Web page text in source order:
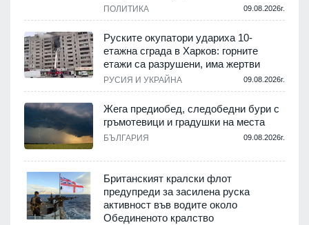
ПОЛИТИКА 09.08.2026г.
Руските окупатори удариха 10-
етажна сграда в Харков: горните
етажи са разрушени, има жертви
РУСИЯ И УКРАЙНА 09.08.2026г.
Жега предиобед, следобедни бури с
гръмотевици и градушки на места
БЪЛГАРИЯ 09.08.2026г.
Британският кралски флот
предупреди за засилена руска
активност във водите около
Обединеното кралство